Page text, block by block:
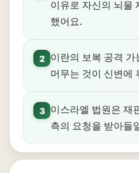
이유로 자신의 뇌물
했어요.
2
이란의 보복 공격
머무는 것이 신변에
3
이스라엘 법원은 재
측의 요청을 받아들